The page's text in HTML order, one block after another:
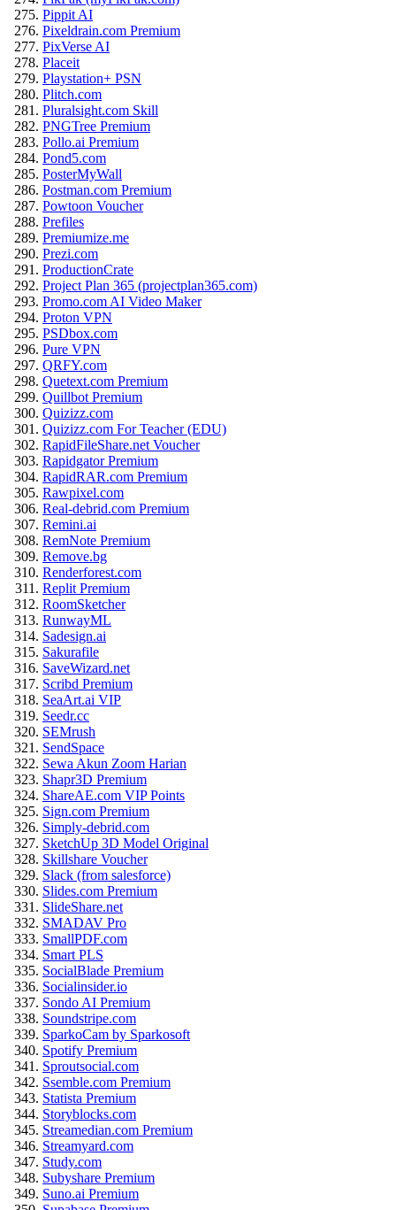
Pippit AI
Pixeldrain.com Premium
PixVerse AI
Placeit
Playstation+ PSN
Plitch.com
Pluralsight.com Skill
PNGTree Premium
Pollo.ai Premium
Pond5.com
PosterMyWall
Postman.com Premium
Powtoon Voucher
Prefiles
Premiumize.me
Prezi.com
ProductionCrate
Project Plan 365 (projectplan365.com)
Promo.com AI Video Maker
Proton VPN
PSDbox.com
Pure VPN
QRFY.com
Quetext.com Premium
Quillbot Premium
Quizizz.com
Quizizz.com For Teacher (EDU)
RapidFileShare.net Voucher
Rapidgator Premium
RapidRAR.com Premium
Rawpixel.com
Real-debrid.com Premium
Remini.ai
RemNote Premium
Remove.bg
Renderforest.com
Replit Premium
RoomSketcher
RunwayML
Sadesign.ai
Sakurafile
SaveWizard.net
Scribd Premium
SeaArt.ai VIP
Seedr.cc
SEMrush
SendSpace
Sewa Akun Zoom Harian
Shapr3D Premium
ShareAE.com VIP Points
Sign.com Premium
Simply-debrid.com
SketchUp 3D Model Original
Skillshare Voucher
Slack (from salesforce)
Slides.com Premium
SlideShare.net
SMADAV Pro
SmallPDF.com
Smart PLS
SocialBlade Premium
Socialinsider.io
Sondo AI Premium
Soundstripe.com
SparkoCam by Sparkosoft
Spotify Premium
Sproutsocial.com
Ssemble.com Premium
Statista Premium
Storyblocks.com
Streamedian.com Premium
Streamyard.com
Study.com
Subyshare Premium
Suno.ai Premium